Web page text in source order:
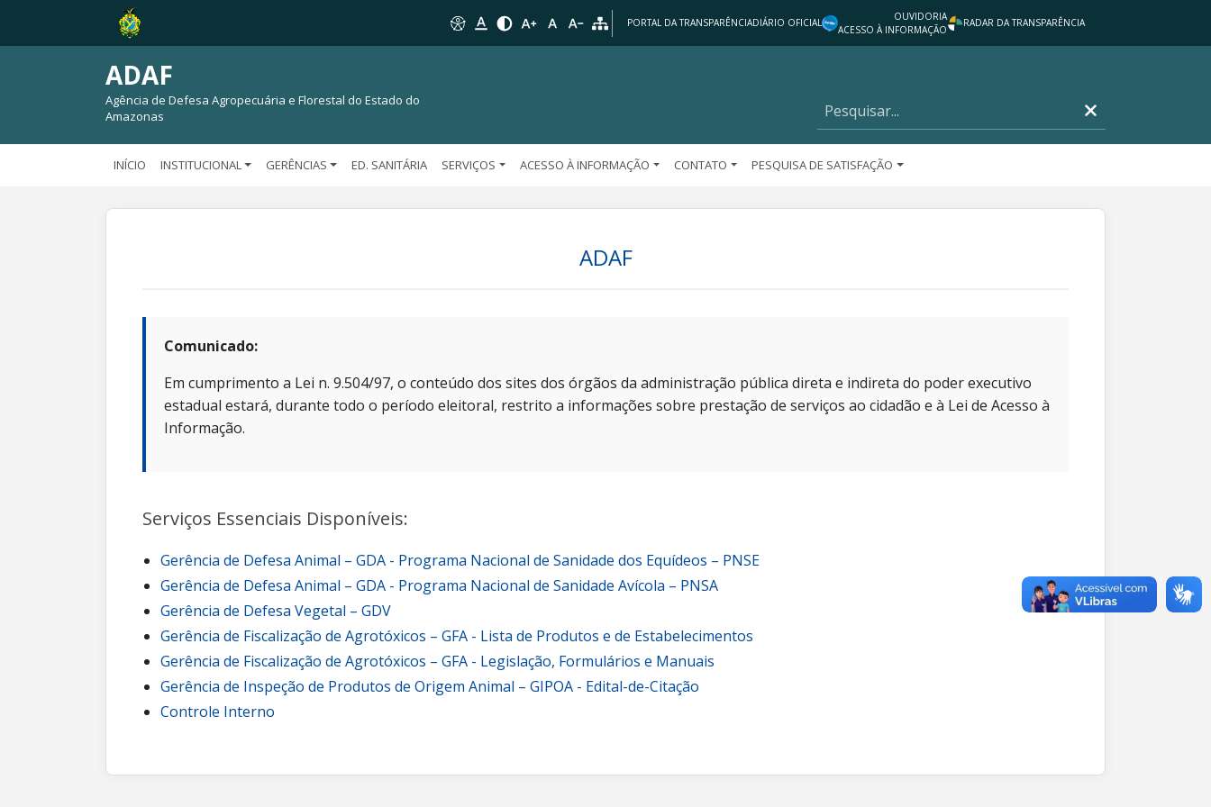
PORTAL DA TRANSPARÊNCIADIÁRIO OFICIAL
OUVIDORIA
ACESSO À INFORMAÇÃO
RADAR DA TRANSPARÊNCIA
ADAF
Agência de Defesa Agropecuária e Florestal do Estado do
Amazonas
INÍCIO INSTITUCIONAL GERÊNCIAS ED. SANITÁRIA SERVIÇOS ACESSO À INFORMAÇÃO CONTATO PESQUISA DE SATISFAÇÃO
ADAF
Comunicado:
Em cumprimento a Lei n. 9.504/97, o conteúdo dos sites dos órgãos da administração pública direta e indireta do poder executivo
estadual estará, durante todo o período eleitoral, restrito a informações sobre prestação de serviços ao cidadão e à Lei de Acesso à
Informação.
Serviços Essenciais Disponíveis:
Gerência de Defesa Animal – GDA - Programa Nacional de Sanidade dos Equídeos – PNSE
Gerência de Defesa Animal – GDA - Programa Nacional de Sanidade Avícola – PNSA
Gerência de Defesa Vegetal – GDV
Gerência de Fiscalização de Agrotóxicos – GFA - Lista de Produtos e de Estabelecimentos
Gerência de Fiscalização de Agrotóxicos – GFA - Legislação, Formulários e Manuais
Gerência de Inspeção de Produtos de Origem Animal – GIPOA - Edital-de-Citação
Controle Interno